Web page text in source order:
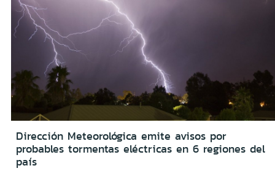
Dirección Meteorológica emite avisos por
probables tormentas eléctricas en 6 regiones del
país